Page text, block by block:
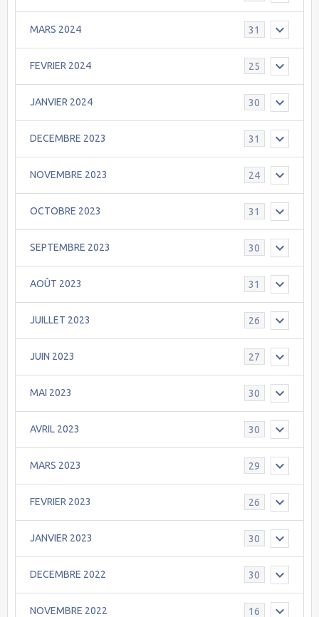
MARS 2024 31
FEVRIER 2024 25
JANVIER 2024 30
DECEMBRE 2023 31
NOVEMBRE 2023 24
OCTOBRE 2023 31
SEPTEMBRE 2023 30
AOÛT 2023 31
JUILLET 2023 26
JUIN 2023 27
MAI 2023 30
AVRIL 2023 30
MARS 2023 29
FEVRIER 2023 26
JANVIER 2023 30
DECEMBRE 2022 30
NOVEMBRE 2022 16